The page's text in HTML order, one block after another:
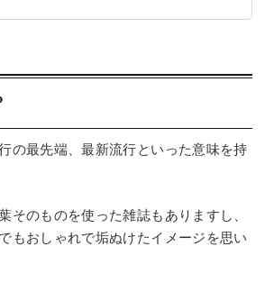
の最先端、最新流行といった意味を持
そのものを使った雑誌もありますし、
もおしゃれで垢ぬけたイメージを思い